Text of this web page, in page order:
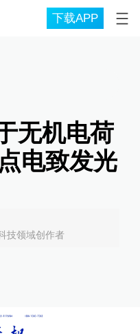
下载APP
无机电荷
电致发光
技领域创作者